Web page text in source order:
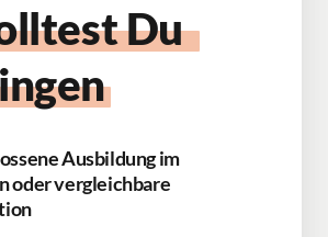
Du
Ausbildung im
oder vergleichbare